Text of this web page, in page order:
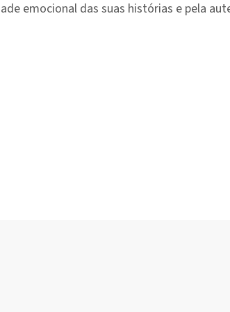
emocional das suas histórias e pela